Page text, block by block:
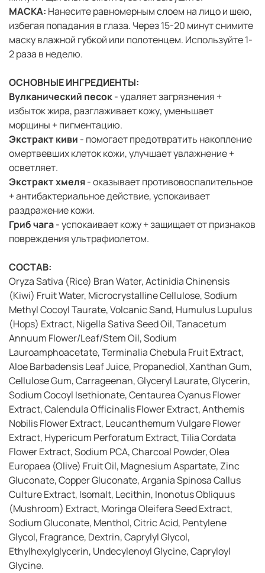
МАСКА: Нанесите равномерным слоем на лицо и шею,
избегая попадания в глаза. Через 15-20 минут снимите
маску влажной губкой или полотенцем. Используйте 1-
2 раза в неделю.
ОСНОВНЫЕ ИНГРЕДИЕНТЫ:
Вулканический песок- удаляет загрязнения +
избыток жира, разглаживает кожу, уменьшает
морщины + пигментацию.
Экстракт киви - помогает предотвратить накопление
омертвевших клеток кожи, улучшает увлажнение +
осветляет.
Экстракт хмеля- оказывает противовоспалительное
+ антибактериальное действие, успокаивает
раздражение кожи.
Гриб чага- успокаивает кожу + защищает от признаков
повреждения ультрафиолетом.
СОСТАВ:
Oryza Sativa (Rice) Bran Water, Actinidia Chinensis
(Kiwi) Fruit Water, Microcrystalline Cellulose, Sodium
Methyl Cocoyl Taurate, Volcanic Sand, Humulus Lupulus
(Hops) Extract, Nigella Sativa Seed Oil, Tanacetum
Annuum Flower/Leaf/Stem Oil, Sodium
Lauroamphoacetate, Terminalia Chebula Fruit Extract,
Aloe Barbadensis Leaf Juice, Propanediol, Xanthan Gum,
Cellulose Gum, Carrageenan, Glyceryl Laurate, Glycerin,
Sodium Cocoyl Isethionate, Centaurea Cyanus Flower
Extract, Calendula Officinalis Flower Extract, Anthemis
Nobilis Flower Extract, Leucanthemum Vulgare Flower
Extract, Hypericum Perforatum Extract, Tilia Cordata
Flower Extract, Sodium PCA, Charcoal Powder, Olea
Europaea (Olive) Fruit Oil, Magnesium Aspartate, Zinc
Gluconate, Copper Gluconate, Argania Spinosa Callus
Culture Extract, Isomalt, Lecithin, Inonotus Obliquus
(Mushroom) Extract, Moringa Oleifera Seed Extract,
Sodium Gluconate, Menthol, Citric Acid, Pentylene
Glycol, Fragrance, Dextrin, Caprylyl Glycol,
Ethylhexylglycerin, Undecylenoyl Glycine, Capryloyl
Glycine.